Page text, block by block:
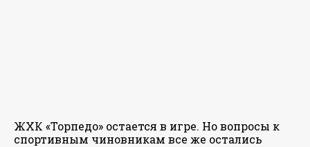
ЖХК «Торпедо» остается в игре. Но вопросы к
спортивным чиновникам все же остались